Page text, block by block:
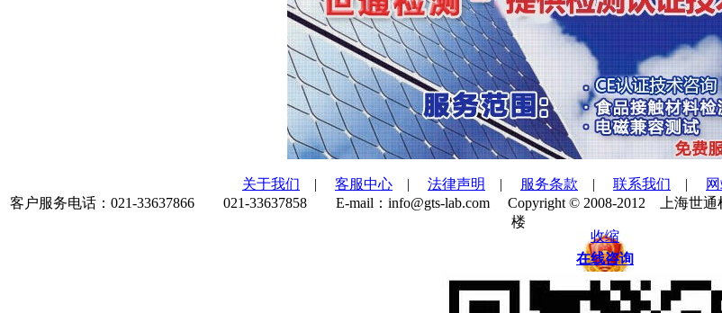
关于我们 | 客服中心 | 法律声明 | 服务条款 | 联系我们 |
客户服务电话：021-33637866 021-33637858 E-mail：info@gts-lab.com Copyright © 2008-2012 上海世
楼
友情链接: CE认证 ROHS认证 检测认
收缩
在线咨询